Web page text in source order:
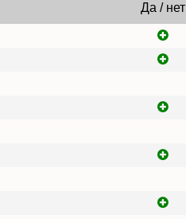
Да / нет